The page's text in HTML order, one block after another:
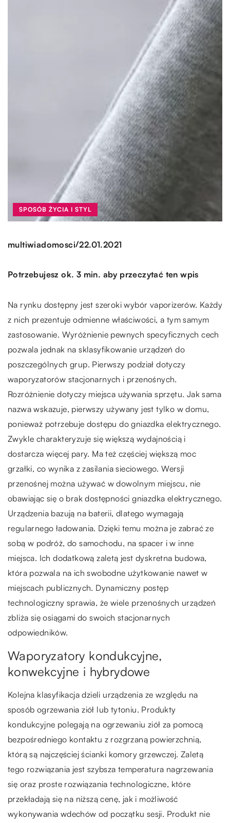
SPOSÓB ŻYCIA I STYL
multiwiadomosci/22.01.2021
Potrzebujesz ok. 3 min. aby przeczytać ten wpis
Na rynku dostępny jest szeroki wybór vaporizerów. Każdy
z nich prezentuje odmienne właściwości, a tym samym
zastosowanie. Wyróżnienie pewnych specyficznych cech
pozwala jednak na sklasyfikowanie urządzeń do
poszczególnych grup. Pierwszy podział dotyczy
waporyzatorów stacjonarnych i przenośnych.
Rozróżnienie dotyczy miejsca używania sprzętu. Jak sama
nazwa wskazuje, pierwszy używany jest tylko w domu,
ponieważ potrzebuje dostępu do gniazdka elektrycznego.
Zwykle charakteryzuje się większą wydajnością i
dostarcza więcej pary. Ma też częściej większą moc
grzałki, co wynika z zasilania sieciowego. Wersji
przenośnej można używać w dowolnym miejscu, nie
obawiając się o brak dostępności gniazdka elektrycznego.
Urządzenia bazują na baterii, dlatego wymagają
regularnego ładowania. Dzięki temu można je zabrać ze
sobą w podróż, do samochodu, na spacer i w inne
miejsca. Ich dodatkową zaletą jest dyskretna budowa,
która pozwala na ich swobodne użytkowanie nawet w
miejscach publicznych. Dynamiczny postęp
technologiczny sprawia, że wiele przenośnych urządzeń
zbliża się osiągami do swoich stacjonarnych
odpowiedników.
Waporyzatory kondukcyjne,
konwekcyjne i hybrydowe
Kolejna klasyfikacja dzieli urządzenia ze względu na
sposób ogrzewania ziół lub tytoniu. Produkty
kondukcyjne polegają na ogrzewaniu ziół za pomocą
bezpośredniego kontaktu z rozgrzaną powierzchnią,
którą są najczęściej ścianki komory grzewczej. Zaletą
tego rozwiązania jest szybsza temperatura nagrzewania
się oraz proste rozwiązania technologiczne, które
przekładają się na niższą cenę, jak i możliwość
wykonywania wdechów od początku sesji. Produkt nie